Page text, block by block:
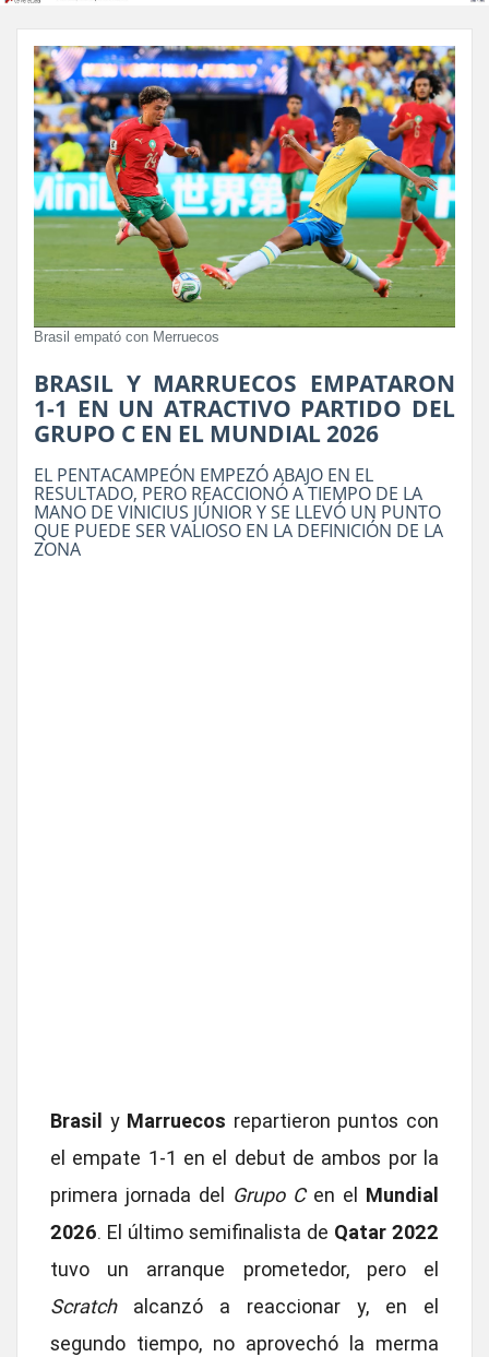
Brasil empató con Merruecos
BRASIL Y MARRUECOS EMPATARON
1-1 EN UN ATRACTIVO PARTIDO DEL
GRUPO C EN EL MUNDIAL 2026
EL PENTACAMPEÓN EMPEZÓ ABAJO EN EL
RESULTADO, PERO REACCIONÓ A TIEMPO DE LA
MANO DE VINICIUS JÚNIOR Y SE LLEVÓ UN PUNTO
QUE PUEDE SER VALIOSO EN LA DEFINICIÓN DE LA
ZONA
Brasil y Marruecos repartieron puntos con
el empate 1-1 en el debut de ambos por la
primera jornada del Grupo C en el Mundial
2026. El último semifinalista de Qatar 2022
tuvo un arranque prometedor, pero el
Scratch
alcanzó a reaccionar y, en el
segundo tiempo, no aprovechó la merma